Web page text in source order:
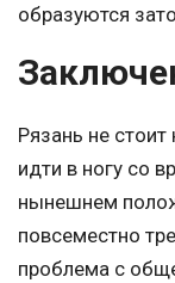
образуются
Рязань не стоит
идти в ногу со
нынешнем
повсеместно
проблема с